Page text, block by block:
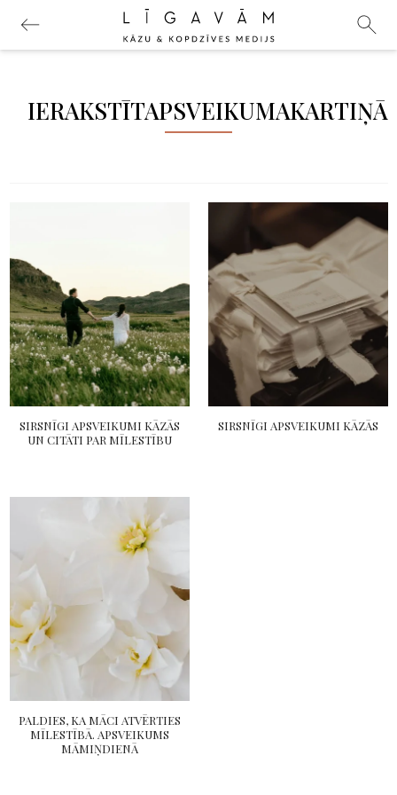
IERAKSTĪTAPSVEIKUMAKARTIŅĀ
SIRSNĪGI APSVEIKUMI KĀZĀS
UN CITĀTI PAR MĪLESTĪBU
SIRSNĪGI APSVEIKUMI KĀZĀS
PALDIES, KA MĀCI ATVĒRTIES
MĪLESTĪBĀ. APSVEIKUMS
MĀMIŅDIENĀ